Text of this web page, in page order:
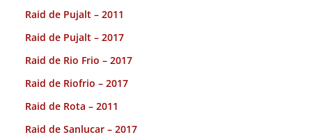
Raid de Pujalt – 2011
Raid de Pujalt – 2017
Raid de Rio Frio – 2017
Raid de Riofrio – 2017
Raid de Rota – 2011
Raid de Sanlucar – 2017